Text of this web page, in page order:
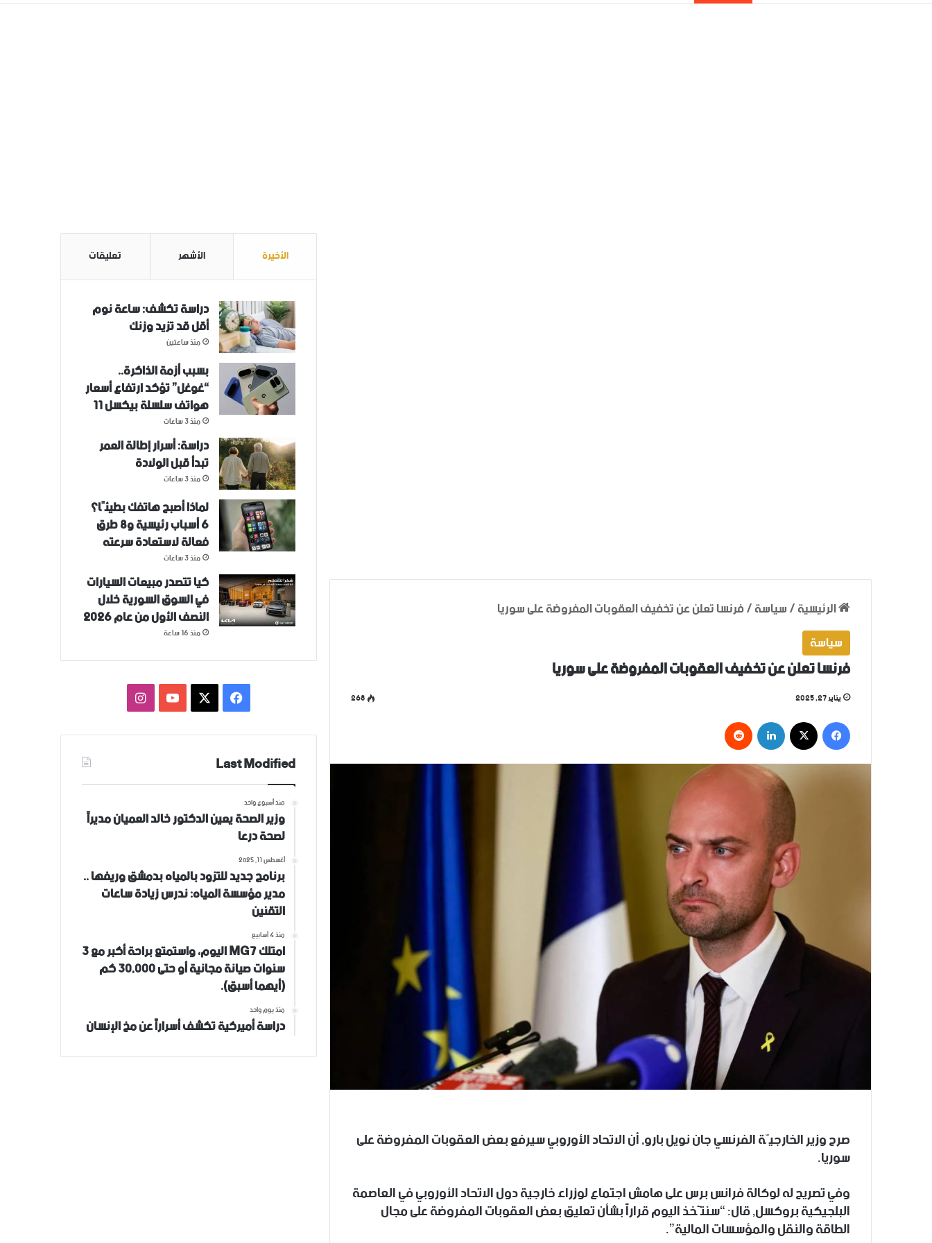
الرئيسية/سياسة/فرنسا تعلن عن تخفيف العقوبات المفروضة على سوريا
سياسة
فرنسا تعلن عن تخفيف العقوبات المفروضة على سوريا
يناير 27, 2025 268
فيسبوك‫X لينكدإن
صرح وزير الخارجيّة الفرنسي جان نويل بارو, أن الاتحاد الأوروبي سيرفع بعض العقوبات المفروضة على
سوريا.
وفي تصريح له لوكالة فرانس برس على هامش اجتماع لوزراء خارجية دول الاتحاد الأوروبي في العاصمة
البلجيكية بروكسل, قال: “سنتّخذ اليوم قراراً بشأن تعليق بعض العقوبات المفروضة على مجال
الطاقة والنقل والمؤسسات المالية”.
الأخيرة الأشهر تعليقات
دراسة تكشف: ساعة نوم
أقل قد تزيد وزنك
منذ ساعتين
بسبب أزمة الذاكرة..
“غوغل” تؤكد ارتفاع أسعار
هواتف سلسلة بيكسل 11
منذ 3 ساعات
دراسة: أسرار إطالة العمر
تبدأ قبل الولادة
منذ 3 ساعات
لماذا أصبح هاتفك بطيئًا؟
6 أسباب رئيسية و8 طرق
فعالة لاستعادة سرعته
منذ 3 ساعات
كيا تتصدر مبيعات السيارات
في السوق السورية خلال
النصف الأول من عام 2026
منذ 16 ساعة
فيسبوك ‫YouTubeانستقرام
Last Modified
منذ أسبوع واحد
وزير الصحة يعين الدكتور خالد العميان مديراً
لصحة درعا
أغسطس 11, 2025
برنامج جديد للتزود بالمياه بدمشق وريفها ..
مدير مؤسسة المياه: ندرس زيادة ساعات
التقنين
منذ 4 أسابيع
امتلك MG7 اليوم، واستمتع براحة أكبر مع 3
سنوات صيانة مجانية أو حتى 30,000 كم
(أيهما أسبق).
منذ يوم واحد
دراسة أميركية تكشف أسراراً عن مخ الإنسان